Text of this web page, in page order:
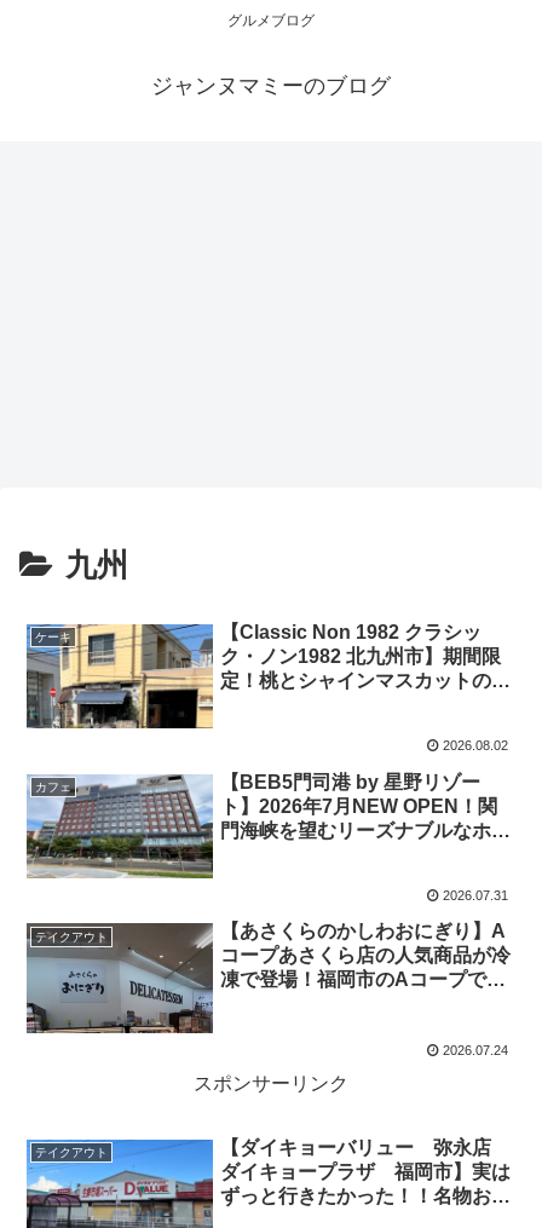
グルメブログ
ジャンヌマミーのブログ
九州
ケーキ
【Classic Non 1982 クラシッ
ク・ノン1982 北九州市】期間限
定！桃とシャインマスカットの絶
2026.08.02
カフェ
【BEB5門司港 by 星野リゾー
ト】2026年7月NEW OPEN！関
門海峡を望むリーズナブルなホテ
2026.07.31
テイクアウト
【あさくらのかしわおにぎり】A
コープあさくら店の人気商品が冷
凍で登場！福岡市のAコープで買
2026.07.24
スポンサーリンク
テイクアウト
【ダイキョーバリュー 弥永店
ダイキョープラザ 福岡市】実は
ずっと行きたかった！！名物お惣